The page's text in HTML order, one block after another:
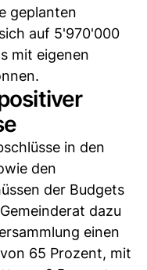
geplanten
auf 5'970'000
mit eigenen
in den
den
der Budgets
dazu
einen
65 Prozent, mit